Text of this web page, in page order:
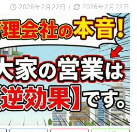
2026年2月22日 / 2026年2月22日